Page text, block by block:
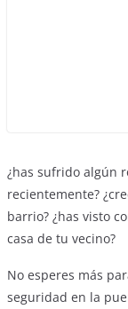
¿has sufrido algún
recientemente?
barrio? ¿has visto
casa de tu vecino?
No esperes más
seguridad en la